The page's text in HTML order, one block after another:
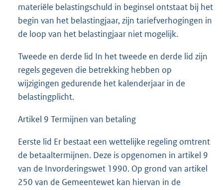
materiële belastingschuld in beginsel ontstaat bij het
begin van het belastingjaar, zijn tariefverhogingen in
de loop van het belastingjaar niet mogelijk.
Tweede en derde lid In het tweede en derde lid zijn
regels gegeven die betrekking hebben op
wijzigingen gedurende het kalenderjaar in de
belastingplicht.
Artikel 9 Termijnen van betaling
Eerste lid Er bestaat een wettelijke regeling omtrent
de betaaltermijnen. Deze is opgenomen in artikel 9
van de Invorderingswet 1990. Op grond van artikel
250 van de Gemeentewet kan hiervan in de